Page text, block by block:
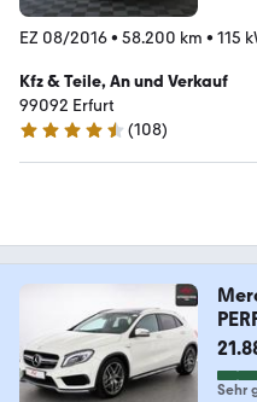
EZ 08/2016• 58.200 km • 115
Kfz & Teile, An und Verkauf
99092 Erfurt
4.3 Sterne
(108)
Sehr